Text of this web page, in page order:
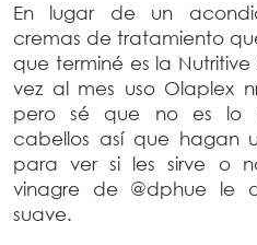
En lugar de un
cremas de tratamiento
que terminé es la
vez al mes uso Olaplex
pero sé que no es lo
cabellos así que hagan
para ver si les sirve o
vinagre de @dphue le
suave.